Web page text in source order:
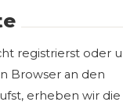
registrierst oder
Browser an den
erheben wir die